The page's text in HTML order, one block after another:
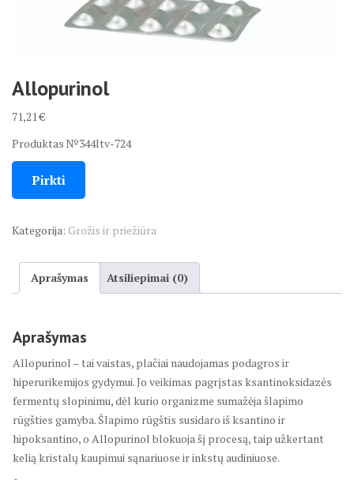
Allopurinol
71,21€
Produktas №344ltv-724
Pirkti
Kategorija: Grožis ir priežiūra
Aprašymas Atsiliepimai (0)
Aprašymas
Allopurinol – tai vaistas, plačiai naudojamas podagros ir
hiperurikemijos gydymui. Jo veikimas pagrįstas ksantinoksidazės
fermentų slopinimu, dėl kurio organizme sumažėja šlapimo
rūgšties gamyba. Šlapimo rūgštis susidaro iš ksantino ir
hipoksantino, o Allopurinol blokuoja šį procesą, taip užkertant
kelią kristalų kaupimui sąnariuose ir inkstų audiniuose.